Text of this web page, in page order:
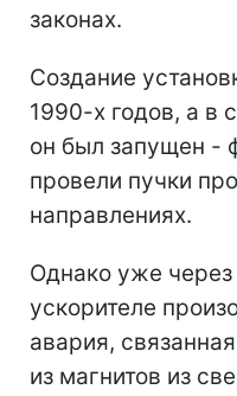
законах.
Создание
1990-х годов, а в
он был запущен -
провели пучки
направлениях.
Однако уже
ускорителе
авария,
из магнитов из